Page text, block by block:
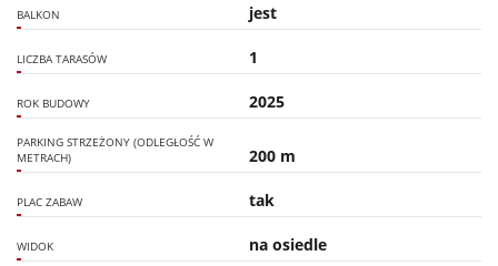
BALKON jest
LICZBA TARASÓW 1
ROK BUDOWY 2025
PARKING STRZEŻONY (ODLEGŁOŚĆ W
METRACH)
200 m
PLAC ZABAW tak
WIDOK na osiedle